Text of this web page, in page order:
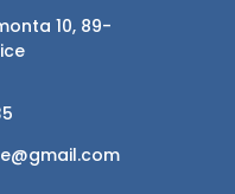
10, 89-